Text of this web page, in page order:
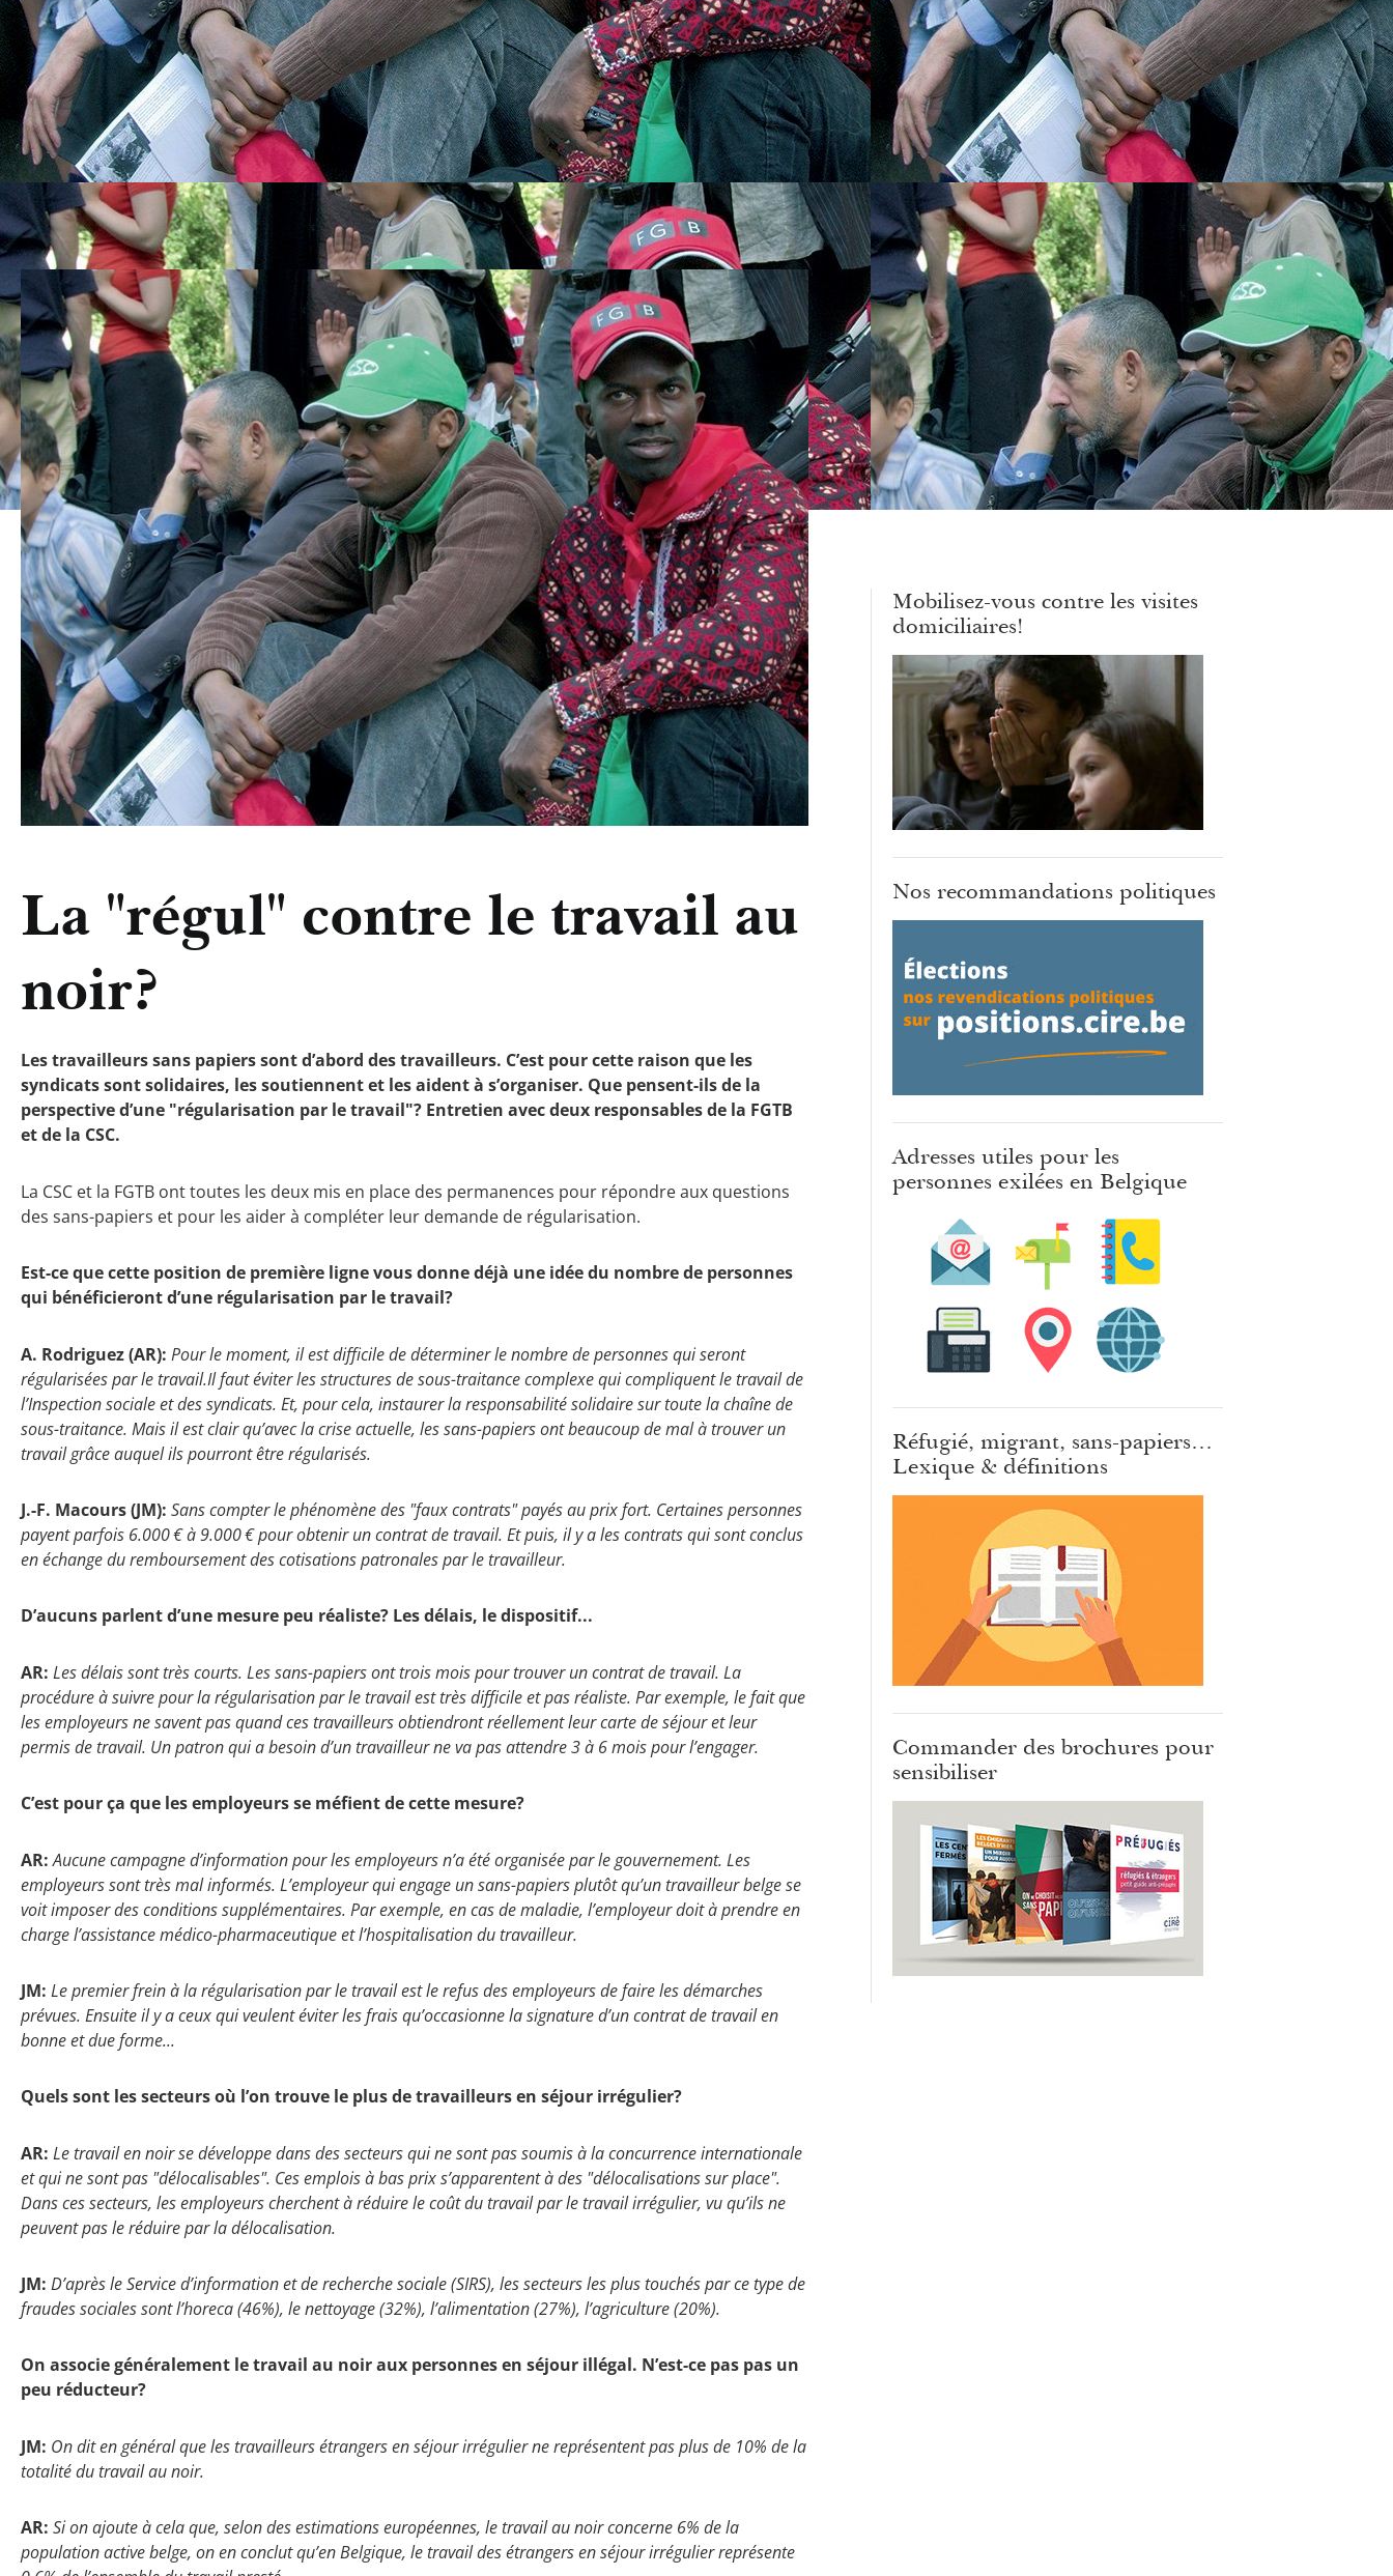
La "régul" contre le travail au
noir?
Les travailleurs sans papiers sont d’abord des travailleurs. C’est pour cette raison que les
syndicats sont solidaires, les soutiennent et les aident à s’organiser. Que pensent-ils de la
perspective d’une "régularisation par le travail"? Entretien avec deux responsables de la FGTB
et de la CSC.
La CSC et la FGTB ont toutes les deux mis en place des permanences pour répondre aux questions
des sans-papiers et pour les aider à compléter leur demande de régularisation.
Est-ce que cette position de première ligne vous donne déjà une idée du nombre de personnes
qui bénéficieront d’une régularisation par le travail?
A. Rodriguez (AR): Pour le moment, il est difficile de déterminer le nombre de personnes qui seront
régularisées par le travail.Il faut éviter les structures de sous-traitance complexe qui compliquent le travail de
l’Inspection sociale et des syndicats. Et, pour cela, instaurer la responsabilité solidaire sur toute la chaîne de
sous-traitance. Mais il est clair qu’avec la crise actuelle, les sans-papiers ont beaucoup de mal à trouver un
travail grâce auquel ils pourront être régularisés.
J.-F. Macours (JM): Sans compter le phénomène des "faux contrats" payés au prix fort. Certaines personnes
payent parfois 6.000 € à 9.000 € pour obtenir un contrat de travail. Et puis, il y a les contrats qui sont conclus
en échange du remboursement des cotisations patronales par le travailleur.
D’aucuns parlent d’une mesure peu réaliste? Les délais, le dispositif...
AR: Les délais sont très courts. Les sans-papiers ont trois mois pour trouver un contrat de travail. La
procédure à suivre pour la régularisation par le travail est très difficile et pas réaliste. Par exemple, le fait que
les employeurs ne savent pas quand ces travailleurs obtiendront réellement leur carte de séjour et leur
permis de travail. Un patron qui a besoin d’un travailleur ne va pas attendre 3 à 6 mois pour l’engager.
C’est pour ça que les employeurs se méfient de cette mesure?
AR: Aucune campagne d’information pour les employeurs n’a été organisée par le gouvernement. Les
employeurs sont très mal informés. L’employeur qui engage un sans-papiers plutôt qu’un travailleur belge se
voit imposer des conditions supplémentaires. Par exemple, en cas de maladie, l’employeur doit à prendre en
charge l’assistance médico-pharmaceutique et l’hospitalisation du travailleur.
JM: Le premier frein à la régularisation par le travail est le refus des employeurs de faire les démarches
prévues. Ensuite il y a ceux qui veulent éviter les frais qu’occasionne la signature d’un contrat de travail en
bonne et due forme...
Quels sont les secteurs où l’on trouve le plus de travailleurs en séjour irrégulier?
AR: Le travail en noir se développe dans des secteurs qui ne sont pas soumis à la concurrence internationale
et qui ne sont pas "délocalisables". Ces emplois à bas prix s’apparentent à des "délocalisations sur place".
Dans ces secteurs, les employeurs cherchent à réduire le coût du travail par le travail irrégulier, vu qu’ils ne
peuvent pas le réduire par la délocalisation.
JM: D’après le Service d’information et de recherche sociale (SIRS), les secteurs les plus touchés par ce type de
fraudes sociales sont l’horeca (46%), le nettoyage (32%), l’alimentation (27%), l’agriculture (20%).
On associe généralement le travail au noir aux personnes en séjour illégal. N’est-ce pas pas un
peu réducteur?
JM: On dit en général que les travailleurs étrangers en séjour irrégulier ne représentent pas plus de 10% de la
totalité du travail au noir.
AR: Si on ajoute à cela que, selon des estimations européennes, le travail au noir concerne 6% de la
population active belge, on en conclut qu’en Belgique, le travail des étrangers en séjour irrégulier représente
Mobilisez-vous contre les visites
domiciliaires!
Nos recommandations politiques
Adresses utiles pour les
personnes exilées en Belgique
Réfugié, migrant, sans-papiers…
Lexique & définitions
Commander des brochures pour
sensibiliser